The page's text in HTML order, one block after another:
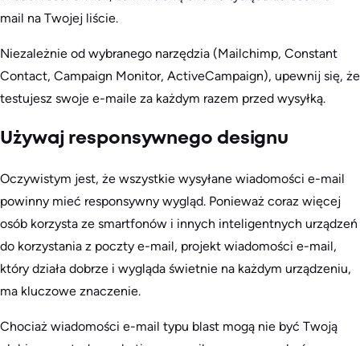
mail na Twojej liście.
Niezależnie od wybranego narzędzia (Mailchimp, Constant
Contact, Campaign Monitor, ActiveCampaign), upewnij się, że
testujesz swoje e-maile za każdym razem przed wysyłką.
Używaj responsywnego designu
Oczywistym jest, że wszystkie wysyłane wiadomości e-mail
powinny mieć responsywny wygląd. Ponieważ coraz więcej
osób korzysta ze smartfonów i innych inteligentnych urządzeń
do korzystania z poczty e-mail, projekt wiadomości e-mail,
który działa dobrze i wygląda świetnie na każdym urządzeniu,
ma kluczowe znaczenie.
Chociaż wiadomości e-mail typu blast mogą nie być Twoją